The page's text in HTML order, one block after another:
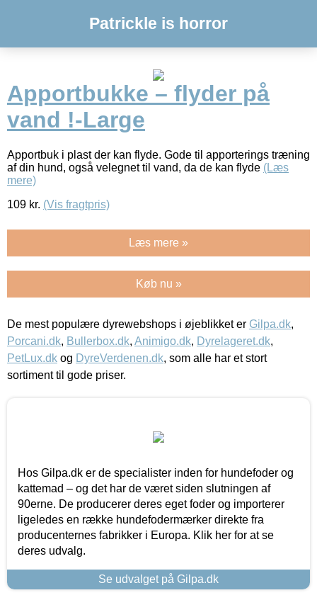
Patrickle is horror
Apportbukke – flyder på
vand !-Large
Apportbuk i plast der kan flyde. Gode til apporterings træning
af din hund, også velegnet til vand, da de kan flyde (Læs
mere)
109 kr. (Vis fragtpris)
Læs mere »
Køb nu »
De mest populære dyrewebshops i øjeblikket er Gilpa.dk,
Porcani.dk, Bullerbox.dk, Animigo.dk, Dyrelageret.dk,
PetLux.dk og DyreVerdenen.dk, som alle har et stort
sortiment til gode priser.
Hos Gilpa.dk er de specialister inden for hundefoder og
kattemad – og det har de været siden slutningen af
90erne. De producerer deres eget foder og importerer
ligeledes en række hundefodermærker direkte fra
producenternes fabrikker i Europa. Klik her for at se
deres udvalg.
Se udvalget på Gilpa.dk